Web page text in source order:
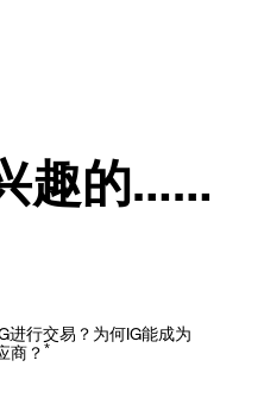
趣的……
进行交易？为何IG能成为
商？*